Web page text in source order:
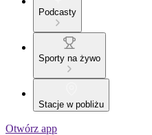
Podcasty
Sporty na żywo
Stacje w pobliżu
Otwórz app